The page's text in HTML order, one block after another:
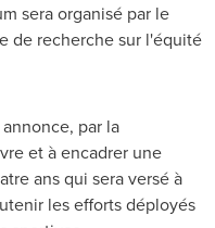
sera organisé par le
de recherche sur l'équité
par la
et à encadrer une
ans qui sera versé à
les efforts déployés